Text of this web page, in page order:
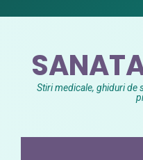
Stiri medicale, ghiduri de